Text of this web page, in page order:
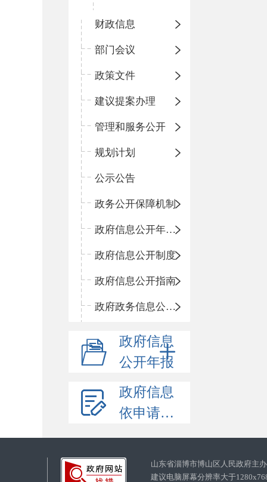
财政信息
部门会议
政策文件
建议提案办理
管理和服务公开
规划计划
公示公告
政务公开保障机制
政府信息公开年度报告
政府信息公开制度
政府信息公开指南
政府政务信息公开目录
政府信息
公开年报
政府信息
依申请公开
山东省淄博市博山区人民政府
建议电脑屏幕分辨率大于